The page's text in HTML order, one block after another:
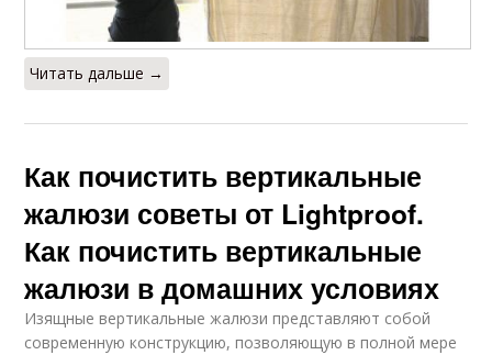
Читать дальше →
Как почистить вертикальные
жалюзи советы от Lightproof.
Как почистить вертикальные
жалюзи в домашних условиях
Изящные вертикальные жалюзи представляют собой
современную конструкцию, позволяющую в полной мере